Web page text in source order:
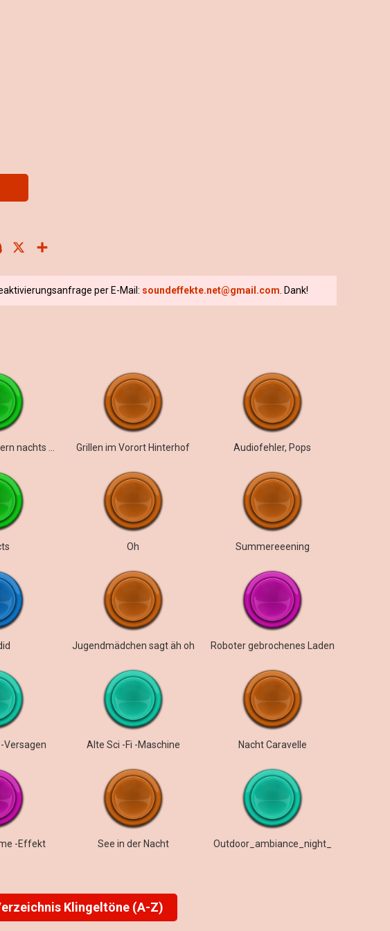
Skype
per E-Mail: soundeffekte.net@gmail.com . Dank!
Grillen im Vorort Hinterhof Audiofehler, Pops
Oh Summereeening
Jugendmädchen sagt äh oh Roboter gebrochenes Laden
Versagen Alte Sci -Fi -Maschine Nacht Caravelle
-Effekt See in der Nacht Outdoor_ambiance_night_
Klingeltöne (A-Z)